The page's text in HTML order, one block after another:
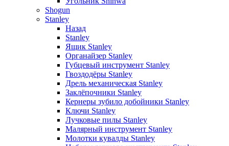
Shogun
Stanley
Назад
Stanley
Ящик Stanley
Органайзер Stanley
Губцевый инструмент Stanley
Гвоздодёры Stanley
Дрель механическая Stanley
Заклёпочники Stanley
Кернеры зубило добойники Stanley
Ключи Stanley
Лучковые пилы Stanley
Малярный инструмент Stanley
Молотки кувалды Stanley